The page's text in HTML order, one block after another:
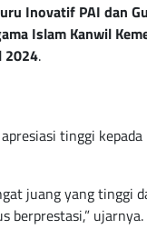
Inovatif PAI dan
Islam Kanwil
2024.
tinggi kepada
juang yang tinggi
berprestasi,” ujarnya.